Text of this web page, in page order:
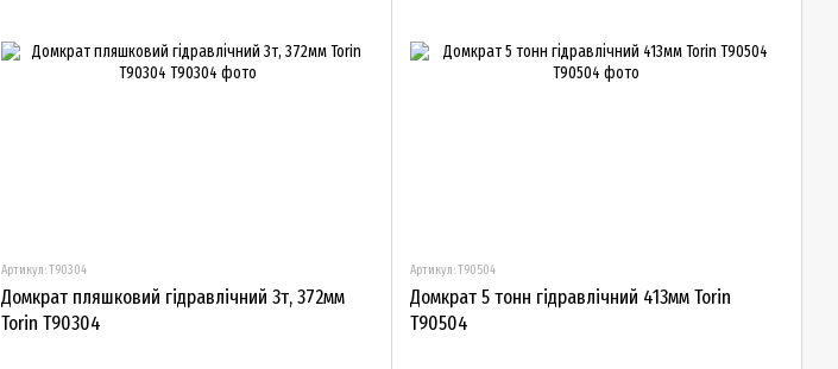
Артикул: T90304
Домкрат пляшковий гідравлічний 3т, 372мм
Torin T90304
Артикул: T90504
Домкрат 5 тонн гідравлічний 413мм Torin
T90504